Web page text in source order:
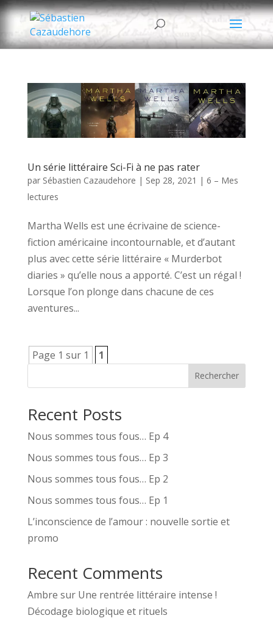
Un série littéraire Sci-Fi à ne pas rater
par Sébastien Cazaudehore | Sep 28, 2021 | 6 – Mes
lectures
Martha Wells est une écrivaine de science-
fiction américaine incontournable, et d’autant
plus avec cette série littéraire « Murderbot
diaries » qu’elle nous a apporté. C’est un régal !
Lorsque l’on plonge dans chacune de ces
aventures...
Page 1 sur 1 1
Rechercher
Recent Posts
Nous sommes tous fous… Ep 4
Nous sommes tous fous… Ep 3
Nous sommes tous fous… Ep 2
Nous sommes tous fous… Ep 1
L’inconscience de l’amour : nouvelle sortie et
promo
Recent Comments
Ambre sur Une rentrée littéraire intense !
Décodage biologique et rituels